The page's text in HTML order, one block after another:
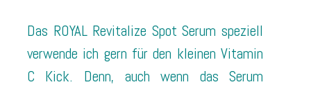
Das ROYAL Revitalize Spot Serum speziell
verwende ich gern für den kleinen Vitamin
C Kick. Denn, auch wenn das Serum